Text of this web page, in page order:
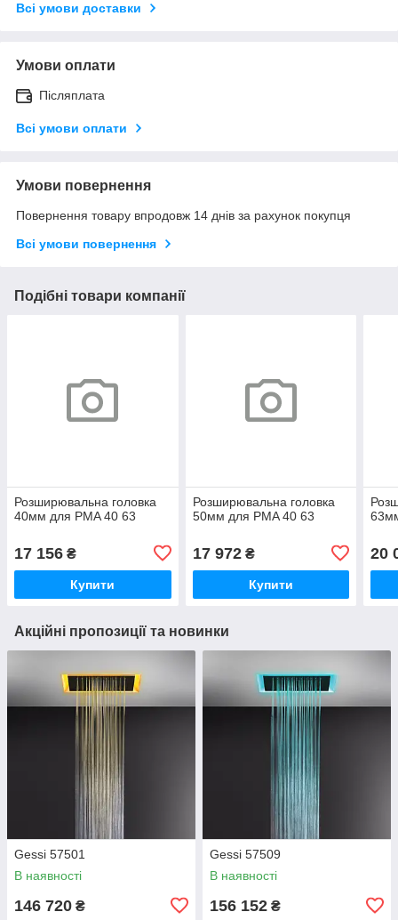
Всі умови доставки
Умови оплати
Післяплата
Всі умови оплати
Умови повернення
Повернення товару впродовж 14 днів за рахунок покупця
Всі умови повернення
Подібні товари компанії
Розширювальна головка
40мм для PMA 40 63
17 156 ₴
Купити
Розширювальна головка
50мм для PMA 40 63
17 972₴
Купити
20
Акційні пропозиції та новинки
Gessi 57501
В наявності
146 720 ₴
Gessi 57509
В наявності
156 152 ₴